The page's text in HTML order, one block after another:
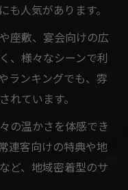
も人気があります。
座敷、宴会向けの広
、様々なシーンで利
ランキングでも、雰
れています。
の温かさを体感でき
連客向けの特典や地
ど、地域密着型のサ